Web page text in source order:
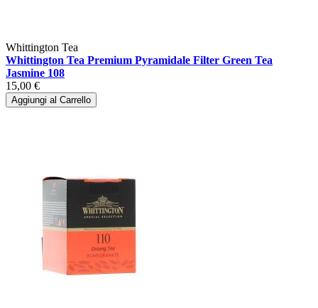
Whittington Tea
Whittington Tea Premium Pyramidale Filter Green Tea
Jasmine 108
15,00 €
Aggiungi al Carrello